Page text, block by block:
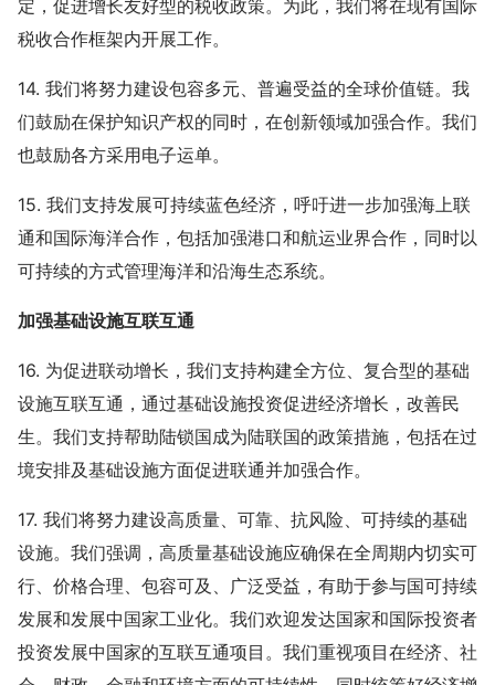
定，促进增长友好型的税收政策。为此，我们将在现有国际
税收合作框架内开展工作。
14. 我们将努力建设包容多元、普遍受益的全球价值链。我
们鼓励在保护知识产权的同时，在创新领域加强合作。我们
也鼓励各方采用电子运单。
15. 我们支持发展可持续蓝色经济，呼吁进一步加强海上联
通和国际海洋合作，包括加强港口和航运业界合作，同时以
可持续的方式管理海洋和沿海生态系统。
加强基础设施互联互通
16. 为促进联动增长，我们支持构建全方位、复合型的基础
设施互联互通，通过基础设施投资促进经济增长，改善民
生。我们支持帮助陆锁国成为陆联国的政策措施，包括在过
境安排及基础设施方面促进联通并加强合作。
17. 我们将努力建设高质量、可靠、抗风险、可持续的基础
设施。我们强调，高质量基础设施应确保在全周期内切实可
行、价格合理、包容可及、广泛受益，有助于参与国可持续
发展和发展中国家工业化。我们欢迎发达国家和国际投资者
投资发展中国家的互联互通项目。我们重视项目在经济、社